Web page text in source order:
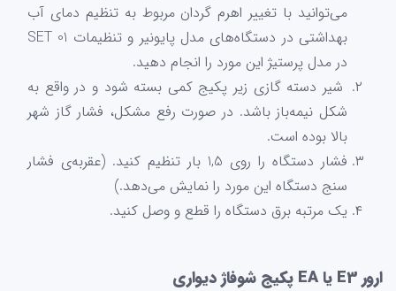
می‌توانید با تغییر اهرم گردان مربوط به تنظیم دمای آب
بهداشتی در دستگاه‌های مدل پایونیر و تنظیمات SET 01
در مدل پرستیژ این مورد را انجام دهید.
شیر دسته گازی زیر پکیج کمی بسته شود و در واقع به
شکل نیمه‌باز باشد. در صورت رفع مشکل، فشار گاز شهر
بالا بوده است.
فشار دستگاه را روی 1,5 بار تنظیم کنید. (عقربه‌ی فشار
سنج دستگاه این مورد را نمایش می‌دهد.)
یک مرتبه برق دستگاه را قطع و وصل کنید.
ارور E3 یا EA پکیج شوفاژ دیواری